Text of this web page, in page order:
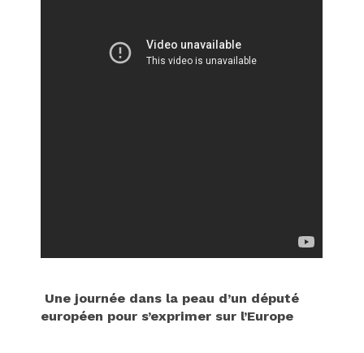
Une journée dans la peau d’un député
européen pour s’exprimer sur l’Europe